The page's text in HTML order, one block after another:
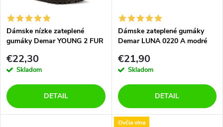
t
o
v
o
v
Dámske nízke zateplené
gumáky Demar YOUNG 2 FUR
€22,30
Skladom
DETAIL
Dámske zateplené gumáky
Demar LUNA 0220 A modré
€21,90
Skladom
DETAIL
Ovčia vlna